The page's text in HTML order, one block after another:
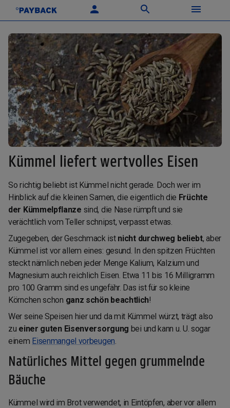
Kümmel liefert wertvolles Eisen
So richtig beliebt ist Kümmel nicht gerade. Doch wer im
Hinblick auf die kleinen Samen, die eigentlich die Früchte
der Kümmelpflanze sind, die Nase rümpft und sie
verächtlich vom Teller schnipst, verpasst etwas.
Zugegeben, der Geschmack ist nicht durchweg beliebt, aber
Kümmel ist vor allem eines: gesund. In den spitzen Früchten
steckt nämlich neben jeder Menge Kalium, Kalzium und
Magnesium auch reichlich Eisen. Etwa 11 bis 16 Milligramm
pro 100 Gramm sind es ungefähr. Das ist für so kleine
Körnchen schon ganz schön beachtlich!
Wer seine Speisen hier und da mit Kümmel würzt, trägt also
zu einer guten Eisenversorgung bei und kann u. U. sogar
einem Eisenmangel vorbeugen.
Natürliches Mittel gegen grummelnde
Bäuche
Kümmel wird im Brot verwendet, in Eintöpfen, aber vor allem